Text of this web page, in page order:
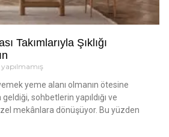
Takımlarıyla Şıklığı
yeme alanı olmanın ötesine
sohbetlerin yapıldığı ve
mekânlara dönüşüyor. Bu yüzden